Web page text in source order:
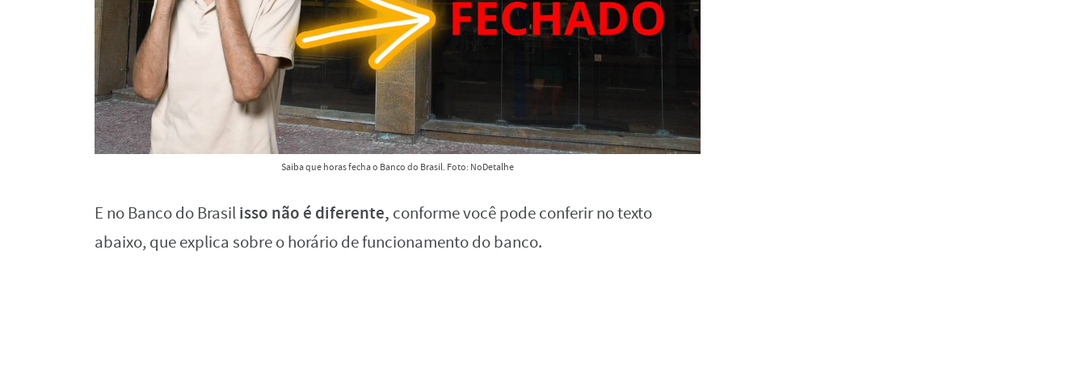
Saiba que horas fecha o Banco do Brasil. Foto: NoDetalhe
E no Banco do Brasilisso não é diferente, conforme você pode conferir no texto
abaixo, que explica sobre o horário de funcionamento do banco.